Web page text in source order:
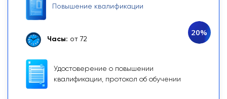
Повышение квалификации
Часы: от 72
Удостоверение о повышении
квалификации, протокол об обучении
20%